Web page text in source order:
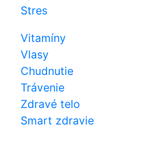
Stres
Vitamíny
Vlasy
Chudnutie
Trávenie
Zdravé telo
Smart zdravie